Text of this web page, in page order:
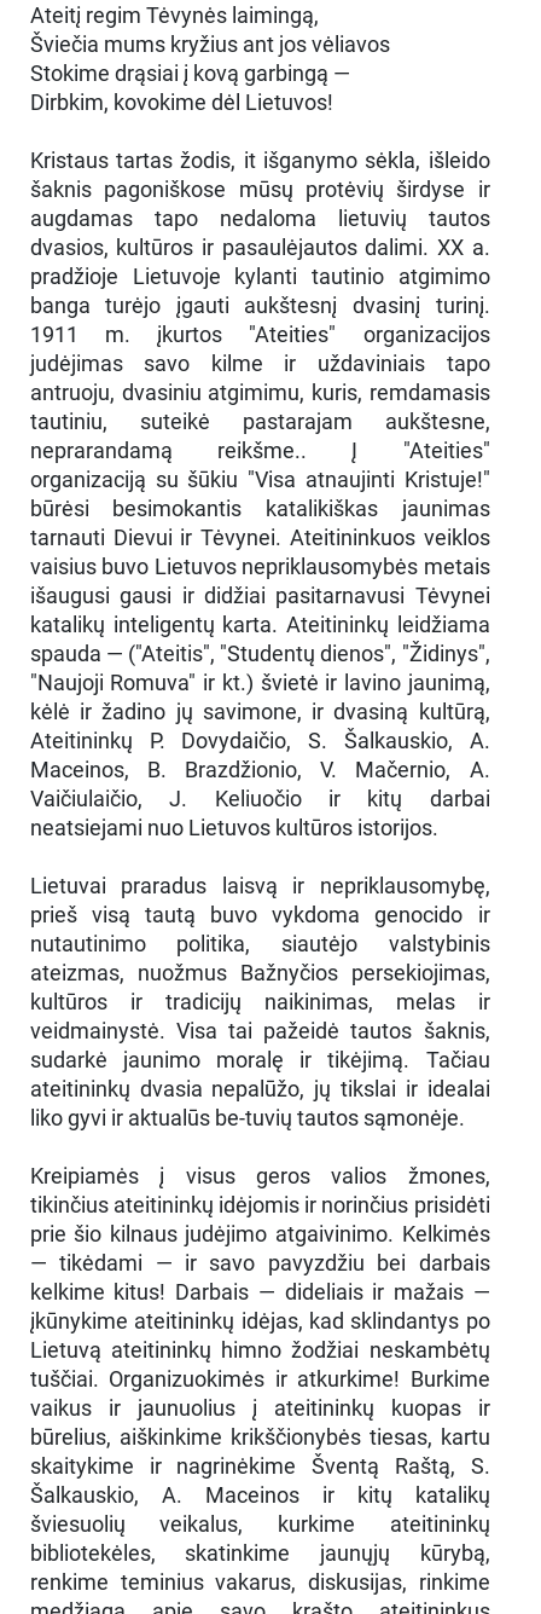
Ateitį regim Tėvynės laimingą,
Šviečia mums kryžius ant jos vėliavos
Stokime drąsiai į kovą garbingą —
Dirbkim, kovokime dėl Lietuvos!
Kristaus tartas žodis, it išganymo sėkla, išleido
šaknis pagoniškose mūsų protėvių širdyse ir
augdamas tapo nedaloma lietuvių tautos
dvasios, kultūros ir pasaulėjautos dalimi. XX a.
pradžioje Lietuvoje kylanti tautinio atgimimo
banga turėjo įgauti aukštesnį dvasinį turinį.
1911 m. įkurtos "Ateities" organizacijos
judėjimas savo kilme ir uždaviniais tapo
antruoju, dvasiniu atgimimu, kuris, remdamasis
tautiniu, suteikė pastarajam aukštesne,
neprarandamą reikšme.. Į "Ateities"
organizaciją su šūkiu "Visa atnaujinti Kristuje!"
būrėsi besimokantis katalikiškas jaunimas
tarnauti Dievui ir Tėvynei. Ateitininkuos veiklos
vaisius buvo Lietuvos nepriklausomybės metais
išaugusi gausi ir didžiai pasitarnavusi Tėvynei
katalikų inteligentų karta. Ateitininkų leidžiama
spauda — ("Ateitis", "Studentų dienos", "Židinys",
"Naujoji Romuva" ir kt.) švietė ir lavino jaunimą,
kėlė ir žadino jų savimone, ir dvasiną kultūrą,
Ateitininkų P. Dovydaičio, S. Šalkauskio, A.
Maceinos, B. Brazdžionio, V. Mačernio, A.
Vaičiulaičio, J. Keliuočio ir kitų darbai
neatsiejami nuo Lietuvos kultūros istorijos.
Lietuvai praradus laisvą ir nepriklausomybę,
prieš visą tautą buvo vykdoma genocido ir
nutautinimo politika, siautėjo valstybinis
ateizmas, nuožmus Bažnyčios persekiojimas,
kultūros ir tradicijų naikinimas, melas ir
veidmainystė. Visa tai pažeidė tautos šaknis,
sudarkė jaunimo moralę ir tikėjimą. Tačiau
ateitininkų dvasia nepalūžo, jų tikslai ir idealai
liko gyvi ir aktualūs be-tuvių tautos sąmonėje.
Kreipiamės į visus geros valios žmones,
tikinčius ateitininkų idėjomis ir norinčius prisidėti
prie šio kilnaus judėjimo atgaivinimo. Kelkimės
— tikėdami — ir savo pavyzdžiu bei darbais
kelkime kitus! Darbais — dideliais ir mažais —
įkūnykime ateitininkų idėjas, kad sklindantys po
Lietuvą ateitininkų himno žodžiai neskambėtų
tuščiai. Organizuokimės ir atkurkime! Burkime
vaikus ir jaunuolius į ateitininkų kuopas ir
būrelius, aiškinkime krikščionybės tiesas, kartu
skaitykime ir nagrinėkime Šventą Raštą, S.
Šalkauskio, A. Maceinos ir kitų katalikų
šviesuolių veikalus, kurkime ateitininkų
bibliotekėles, skatinkime jaunųjų kūrybą,
renkime teminius vakarus, diskusijas, rinkime